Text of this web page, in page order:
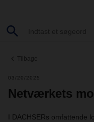
Tilbage
03/20/2025
Netværkets
I DACHSERs omfattende